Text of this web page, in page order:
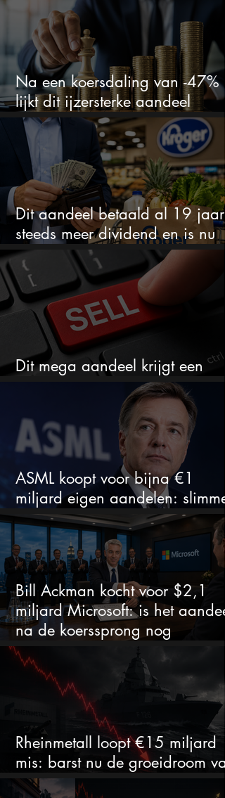
Na een koersdaling van -47%
lijkt dit ijzersterke aandeel
aantrekkelijker dan ooit
Dit aandeel betaald al 19 jaar
steeds meer dividend en is nu
goedkoop
Dit mega aandeel krijgt een
zeldzaam verkoopadvies
ASML koopt voor bijna €1
miljard eigen aandelen: slimme
zet of dure timing?
Bill Ackman kocht voor $2,1
miljard Microsoft: is het aandeel
na de koerssprong nog
aantrekkelijk?
Rheinmetall loopt €15 miljard
mis: barst nu de groeidroom van
het defensiebedrijf?